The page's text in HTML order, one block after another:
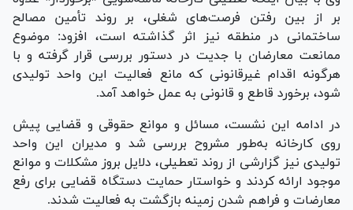
بر از بین رفتن فرصت‌های شغلی، بر روند تأمین مصالح
ساختمانی در منطقه نیز اثر گذاشته است، افزود: موضوع
ممانعت معارضان با جدیت در دستور بررسی قرار گرفته و با
هرگونه اقدام غیرقانونی که مانع فعالیت این واحد تولیدی
شود، برخورد قاطع و قانونی به عمل خواهد آمد.
در ادامه این نشست، مسائل و موانع حقوقی و قضایی پیش
روی کارخانه به‌طور مشروح بررسی شد و مدیران این واحد
تولیدی نیز گزارشی از روند تعطیلی، دلایل بروز مشکلات و موانع
موجود ارائه کردند و خواستار حمایت دستگاه قضایی برای رفع
معارضات و فراهم شدن زمینه بازگشت به فعالیت شدند.